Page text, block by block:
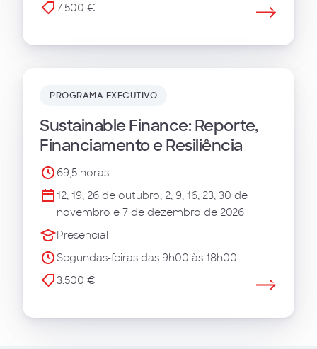
7.500 €
PROGRAMA EXECUTIVO
Sustainable Finance: Reporte,
Financiamento e Resiliência
69,5 horas
12, 19, 26 de outubro, 2, 9, 16, 23, 30 de
novembro e 7 de dezembro de 2026
Presencial
Segundas-feiras das 9h00 às 18h00
3.500 €